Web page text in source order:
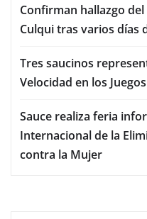
Confirman hallazgo
Culqui tras varios días
Tres saucinos
Velocidad en los
Sauce realiza feria
Internacional de la
contra la Mujer